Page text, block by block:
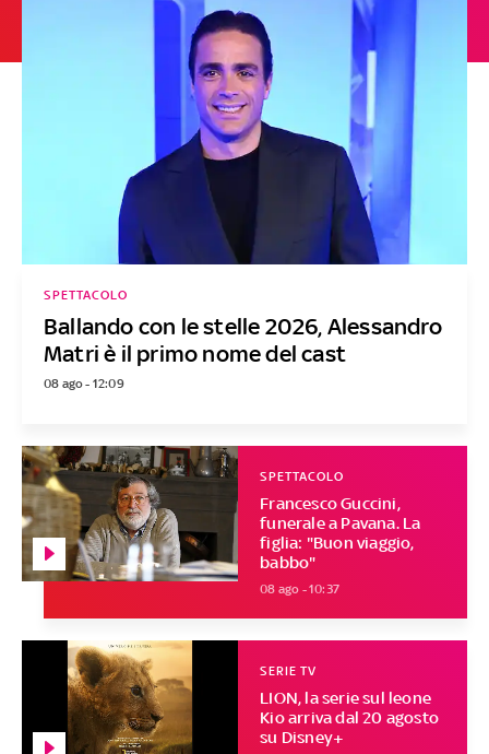
Ballando con le stelle 2026, Alessandro
Matri è il primo nome del cast
SPETTACOLO
08 ago - 12:09
Francesco Guccini,
funerale a Pavana. La
figlia: "Buon viaggio,
babbo"
SPETTACOLO
08 ago - 10:37
LION, la serie sul leone
Kio arriva dal 20 agosto
su Disney+
SERIE TV